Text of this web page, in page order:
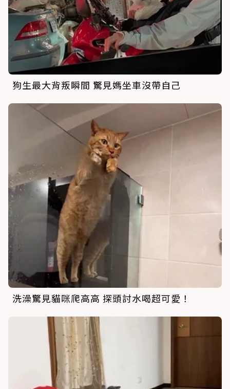
狗生最大背叛瞬間 驚見媽坐車沒帶自己
洗澡驚見貓咪爬高高 探頭討水喝超可愛！